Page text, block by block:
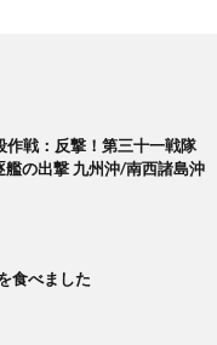
戦：反撃！第三十一戦隊
艦の出撃 九州沖/南西諸島沖
食べました